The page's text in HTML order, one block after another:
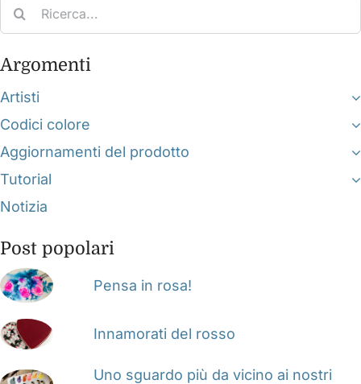
Argomenti
Artisti
Codici colore
Aggiornamenti del prodotto
Tutorial
Notizia
Post popolari
Pensa in rosa!
Innamorati del rosso
Uno sguardo più da vicino ai nostri